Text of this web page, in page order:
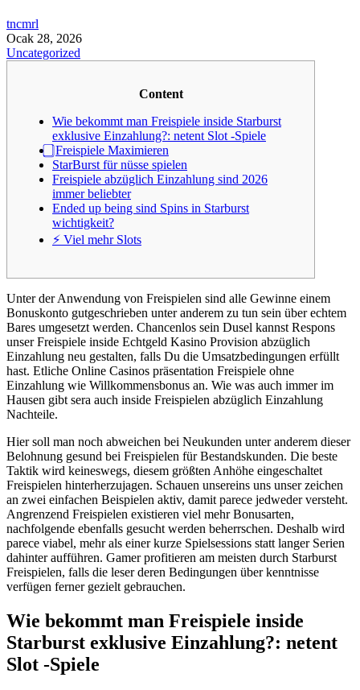
tncmrl
Ocak 28, 2026
Uncategorized
Content
Wie bekommt man Freispiele inside Starburst
exklusive Einzahlung?: netent Slot -Spiele
⃣ Freispiele Maximieren
StarBurst für nüsse spielen
Freispiele abzüglich Einzahlung sind 2026
immer beliebter
Ended up being sind Spins in Starburst
wichtigkeit?
⚡ Viel mehr Slots
Unter der Anwendung von Freispielen sind alle Gewinne einem
Bonuskonto gutgeschrieben unter anderem zu tun sein über echtem
Bares umgesetzt werden. Chancenlos sein Dusel kannst Respons
unser Freispiele inside Echtgeld Kasino Provision abzüglich
Einzahlung neu gestalten, falls Du die Umsatzbedingungen erfüllt
hast. Etliche Online Casinos präsentation Freispiele ohne
Einzahlung wie Willkommensbonus an. Wie was auch immer im
Hausen gibt sera auch inside Freispielen abzüglich Einzahlung
Nachteile.
Hier soll man noch abweichen bei Neukunden unter anderem dieser
Belohnung gesund bei Freispielen für Bestandskunden. Die beste
Taktik wird keineswegs, diesem größten Anhöhe eingeschaltet
Freispielen hinterherzujagen. Schauen unsereins uns unser zeichen
an zwei einfachen Beispielen aktiv, damit parece jedweder versteht.
Angrenzend Freispielen existieren viel mehr Bonusarten,
nachfolgende ebenfalls gesucht werden beherrschen. Deshalb wird
parece viabel, mehr als einer kurze Spielsessions statt langer Serien
dahinter aufführen. Gamer profitieren am meisten durch Starburst
Freispielen, falls die leser deren Bedingungen über kenntnisse
verfügen ferner gezielt gebrauchen.
Wie bekommt man Freispiele inside
Starburst exklusive Einzahlung?: netent
Slot -Spiele